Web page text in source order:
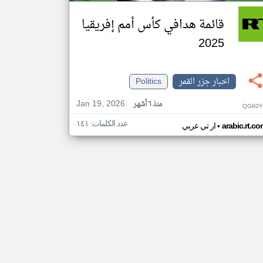
قائمة هدافي كأس أمم إفريقيا
2025
اخبار جزر القمر
Politics
Jan 19, 2026
منذ ٦ أشهر
ار تي عربي• عدد الكلمات: ١٤١